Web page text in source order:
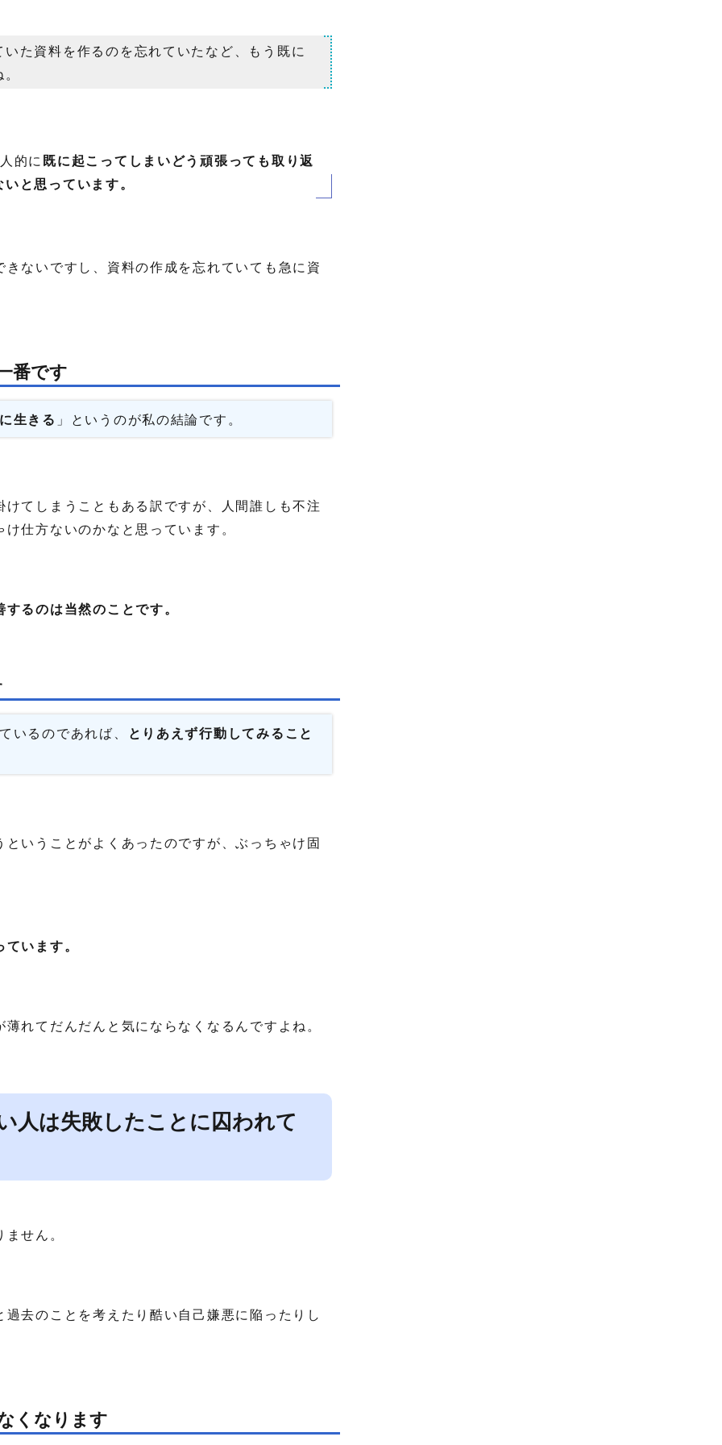
た資料を作るのを忘れていたなど、もう既に
的に 既に起こってしまいどう頑張っても取り返
と思っています。
ないですし、資料の作成を忘れていても急に資
番です
生きる 」というのが私の結論です。
てしまうこともある訳ですが、人間誰しも不注
仕方ないのかなと思っています。
るのは当然のことです。
いるのであれば、 とりあえず行動してみること
いうことがよくあったのですが、ぶっちゃけ固
います。
れてだんだんと気にならなくなるんですよね。
人は失敗したことに囚われて
せん。
去のことを考えたり酷い自己嫌悪に陥ったりし
くなります